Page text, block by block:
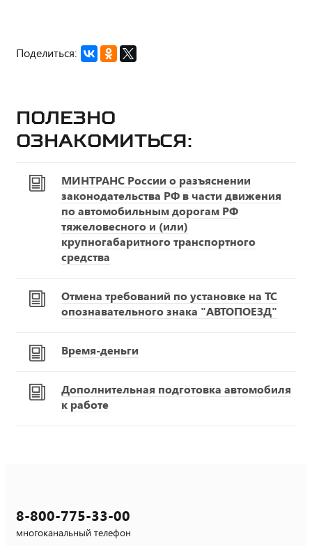
Поделиться:
Полезно
ознакомиться:
МИНТРАНС России о разъяснении
законодательства РФ в части движения
по автомобильным дорогам РФ
тяжеловесного и (или)
крупногабаритного транспортного
средства
Отмена требований по установке на ТС
опознавательного знака "АВТОПОЕЗД"
Время-деньги
Дополнительная подготовка автомобиля
к работе
8-800-775-33-00
многоканальный телефон